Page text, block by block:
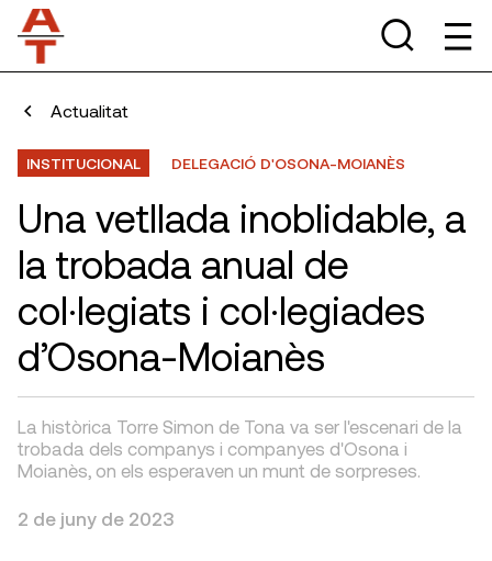
Actualitat
INSTITUCIONAL DELEGACIÓ D'OSONA-MOIANÈS
Una vetllada inoblidable, a
la trobada anual de
col·legiats i col·legiades
d’Osona-Moianès
La històrica Torre Simon de Tona va ser l'escenari de la
trobada dels companys i companyes d'Osona i
Moianès, on els esperaven un munt de sorpreses.
2 de juny de 2023